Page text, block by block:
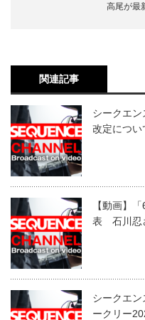
高尾が最
関連記事
シークエ
改定につい
【動画】
表 石川忍
シークエ
ークリー